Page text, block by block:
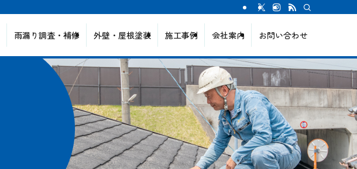
雨漏り調査・補修 外壁・屋根塗装 施工事例 会社案内 お問い合わせ